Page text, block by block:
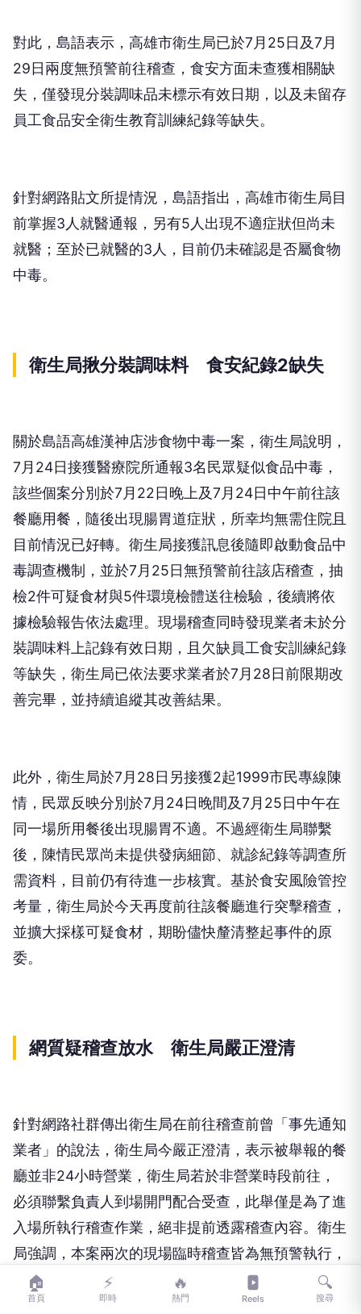
對此，島語表示，高雄市衛生局已於7月25日及7月
29日兩度無預警前往稽查，食安方面未查獲相關缺
失，僅發現分裝調味品未標示有效日期，以及未留存
員工食品安全衛生教育訓練紀錄等缺失。
針對網路貼文所提情況，島語指出，高雄市衛生局目
前掌握3人就醫通報，另有5人出現不適症狀但尚未
就醫；至於已就醫的3人，目前仍未確認是否屬食物
中毒。
衛生局揪分裝調味料 食安紀錄2缺失
關於島語高雄漢神店涉食物中毒一案，衛生局說明，
7月24日接獲醫療院所通報3名民眾疑似食品中毒，
該些個案分別於7月22日晚上及7月24日中午前往該
餐廳用餐，隨後出現腸胃道症狀，所幸均無需住院且
目前情況已好轉。衛生局接獲訊息後隨即啟動食品中
毒調查機制，並於7月25日無預警前往該店稽查，抽
檢2件可疑食材與5件環境檢體送往檢驗，後續將依
據檢驗報告依法處理。現場稽查同時發現業者未於分
裝調味料上記錄有效日期，且欠缺員工食安訓練紀錄
等缺失，衛生局已依法要求業者於7月28日前限期改
善完畢，並持續追縱其改善結果。
此外，衛生局於7月28日另接獲2起1999市民專線陳
情，民眾反映分別於7月24日晚間及7月25日中午在
同一場所用餐後出現腸胃不適。不過經衛生局聯繫
後，陳情民眾尚未提供發病細節、就診紀錄等調查所
需資料，目前仍有待進一步核實。基於食安風險管控
考量，衛生局於今天再度前往該餐廳進行突擊稽查，
並擴大採樣可疑食材，期盼儘快釐清整起事件的原
委。
網質疑稽查放水 衛生局嚴正澄清
針對網路社群傳出衛生局在前往稽查前曾「事先通知
業者」的說法，衛生局今嚴正澄清，表示被舉報的餐
廳並非24小時營業，衛生局若於非營業時段前往，
必須聯繫負責人到場開門配合受查，此舉僅是為了進
入場所執行稽查作業，絕非提前透露稽查內容。衛生
局強調，本案兩次的現場臨時稽查皆為無預警執行，
完全沒有預先通知業者預備或規避檢驗的情事發生。
🏠
首頁
⚡
即時
🔥
熱門 Reels
🔍
搜尋